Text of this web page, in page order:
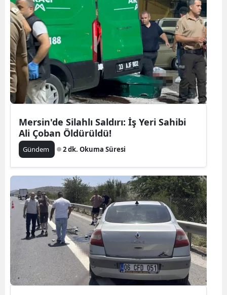
Mersin'de Silahlı Saldırı: İş Yeri Sahibi
Ali Çoban Öldürüldü!
Gündem 2 dk. Okuma Süresi